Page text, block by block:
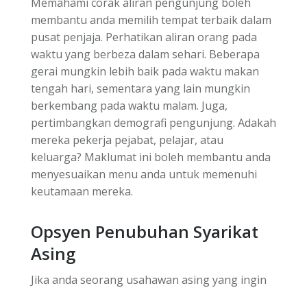
membantu anda memilih tempat terbaik dalam
pusat penjaja. Perhatikan aliran orang pada
waktu yang berbeza dalam sehari. Beberapa
gerai mungkin lebih baik pada waktu makan
tengah hari, sementara yang lain mungkin
berkembang pada waktu malam. Juga,
pertimbangkan demografi pengunjung. Adakah
mereka pekerja pejabat, pelajar, atau
keluarga? Maklumat ini boleh membantu anda
menyesuaikan menu anda untuk memenuhi
keutamaan mereka.
Opsyen Penubuhan Syarikat
Asing
Jika anda seorang usahawan asing yang ingin